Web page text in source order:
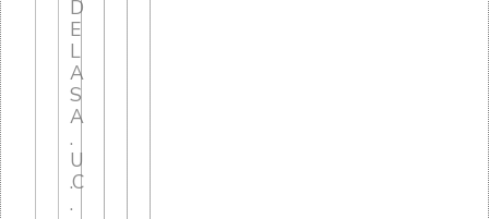
D
E
L
A
S
A
.
U
.C
.